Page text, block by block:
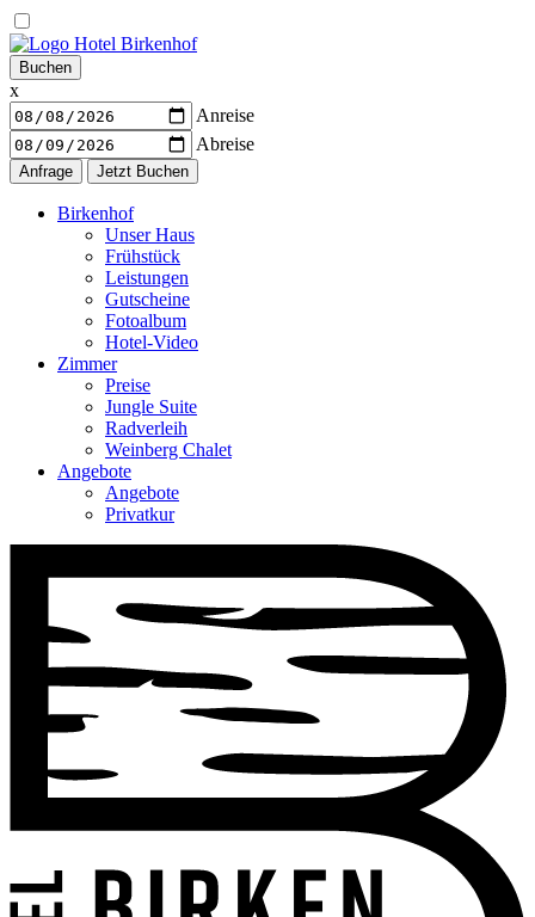
Warenkorb
Buchen
x
Anreise
Abreise
Birkenhof
Unser Haus
Frühstück
Leistungen
Gutscheine
Fotoalbum
Hotel-Video
Zimmer
Preise
Jungle Suite
Radverleih
Weinberg Chalet
Angebote
Angebote
Privatkur